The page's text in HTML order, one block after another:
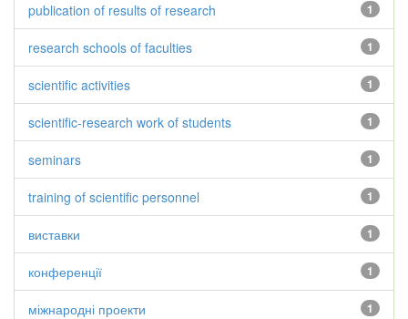
1
publication of results of research
1
research schools of faculties
1
scientific activities
1
scientific-research work of students
1
seminars
1
training of scientific personnel
1
виставки
1
конференції
1
міжнародні проекти